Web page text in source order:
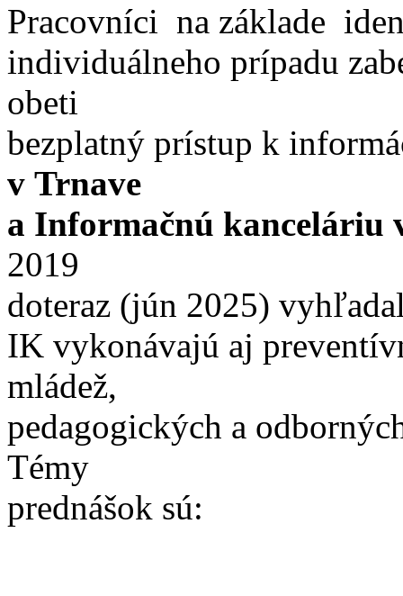
Pracovníci na základe
individuálneho prípadu
obeti
bezplatný prístup k
v Trnave
a Informačnú kanceláriu
2019
doteraz (jún 2025)
IK vykonávajú aj
mládež,
pedagogických a
Témy
prednášok sú: